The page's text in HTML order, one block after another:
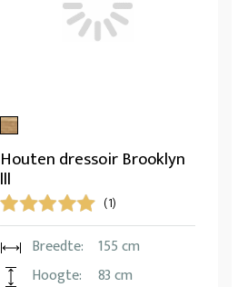
Houten dressoir Brooklyn
lll
(1)
Breedte:
155 cm
Hoogte:
83 cm